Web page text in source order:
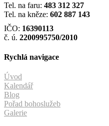
Tel. na faru: 483 312 327
Tel. na kněze: 602 887 143
IČO: 16390113
č. ú. 2200995750/2010
Rychlá navigace
Úvod
Kalendář
Blog
Pořad bohoslužeb
Galerie